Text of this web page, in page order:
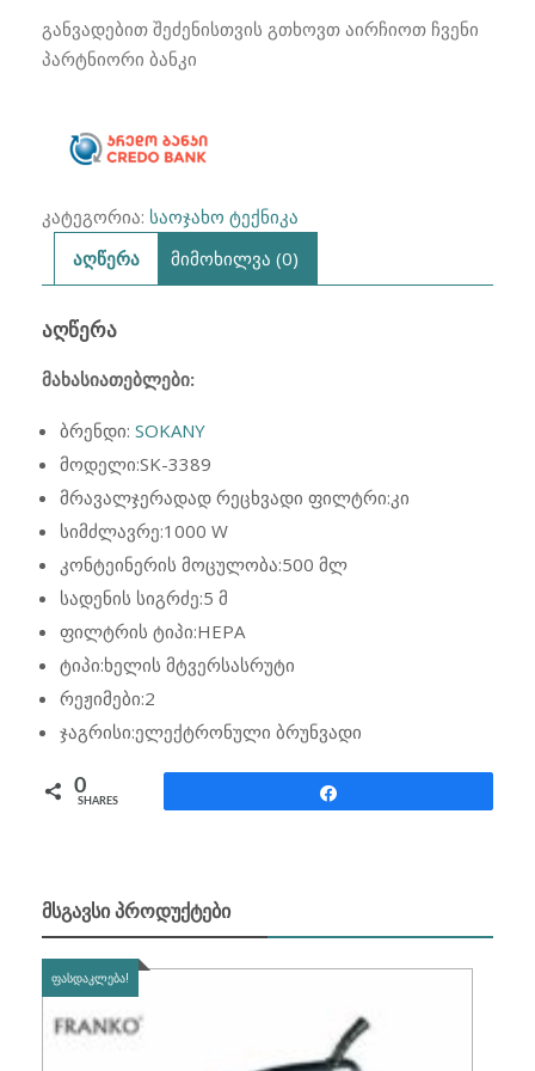
SK-
3389
განვადებით შეძენისთვის გთხოვთ აირჩიოთ ჩვენი
პარტნიორი ბანკი
კატეგორია: საოჯახო ტექნიკა
აღწერა
მიმოხილვა (0)
ᲐᲦᲬᲔᲠᲐ
მახასიათებლები:
ბრენდი: SOKANY
მოდელი:SK-3389
მრავალჯერადად რეცხვადი ფილტრი:კი
სიმძლავრე:1000 W
კონტეინერის მოცულობა:500 მლ
სადენის სიგრძე:5 მ
ფილტრის ტიპი:HEPA
ტიპი:ხელის მტვერსასრუტი
რეჟიმები:2
ჯაგრისი:ელექტრონული ბრუნვადი
0
SHARES
ᲛᲡᲒᲐᲕᲡᲘ ᲞᲠᲝᲓᲣᲥᲢᲔᲑᲘ
ᲤᲐᲡᲓᲐᲙᲚᲔᲑᲐ!